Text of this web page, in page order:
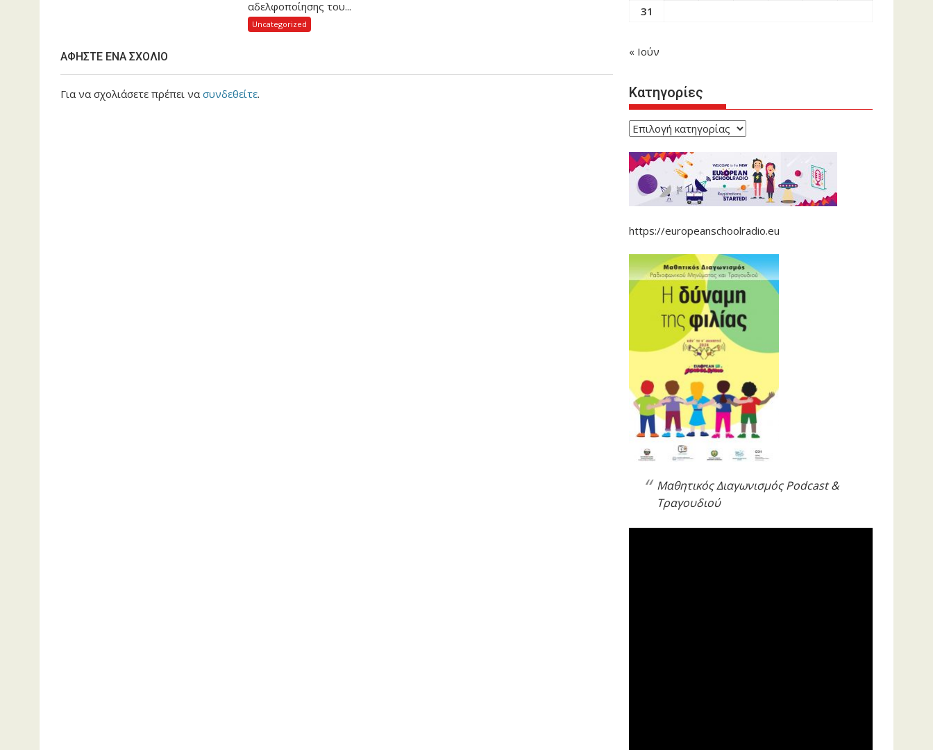
αδελφοποίησης του...
Uncategorized
ΑΦΉΣΤΕ ΈΝΑ ΣΧΌΛΙΟ
Για να σχολιάσετε πρέπει να συνδεθείτε.
31
« Ιούν
Κατηγορίες
Κατηγορίες
https://europeanschoolradio.eu
Μαθητικός Διαγωνισμός Podcast &
Τραγουδιού